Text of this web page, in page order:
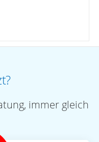
immer gleich